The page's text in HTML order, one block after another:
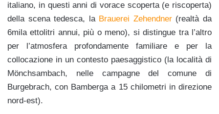
italiano, in questi anni di vorace scoperta (e riscoperta)
della scena tedesca, la Brauerei Zehendner(realtà da
6mila ettolitri annui, più o meno), si distingue tra l’altro
per l’atmosfera profondamente familiare e per la
collocazione in un contesto paesaggistico (la località di
Mönchsambach, nelle campagne del comune di
Burgebrach, con Bamberga a 15 chilometri in direzione
nord-est).